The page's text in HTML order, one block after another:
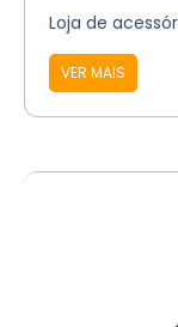
Loja de
VER MAIS